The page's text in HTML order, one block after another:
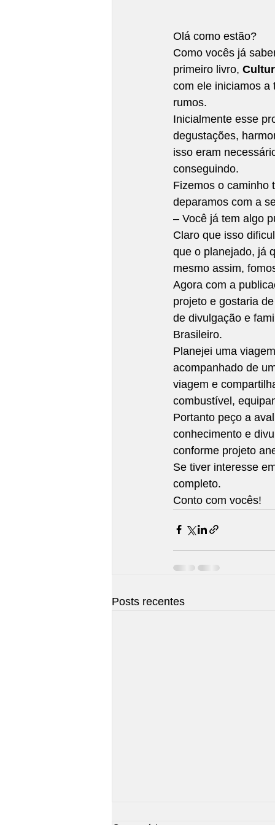
Olá como estão?
Como vocês já
primeiro livro,
com ele iniciamos a
rumos.
Inicialmente esse
degustações,
isso eram
conseguindo.
Fizemos o caminho
deparamos com a
– Você já tem algo
Claro que isso
que o planejado, já
mesmo assim,
Agora com a
projeto e gostaria
de divulgação e
Brasileiro.
Planejei uma
acompanhado de
viagem e
combustível,
Portanto peço a
conhecimento e
conforme projeto
Se tiver interesse
completo.
Conto com vocês!
Posts recentes